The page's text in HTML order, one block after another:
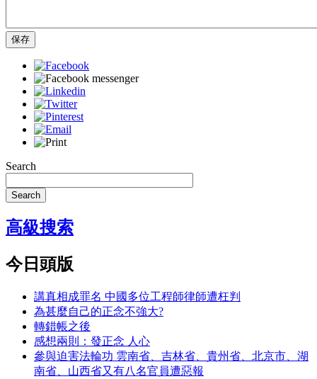
保存
Search
Search
高級搜索
今日頭版
講真相成罪名 中國多位工程師律師遭枉判
為甚麼自己的正念不強大?
轉錯帳之後
感想兩則：發正念 人心
參與迫害法輪功 雲南省、吉林省、貴州省、北京市、湖
南省、山西省又有八名官員遭惡報